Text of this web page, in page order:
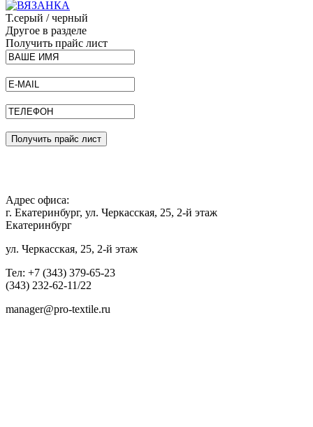
Т.серый / черный
Другое в разделе
Получить прайс лист
Получить прайс лист
Адрес офиса:
г. Екатеринбург, ул. Черкасская, 25, 2-й этаж
Екатеринбург
ул. Черкасская, 25, 2-й этаж
Тел: +7 (343) 379-65-23
(343) 232-62-11/22
manager@pro-textile.ru